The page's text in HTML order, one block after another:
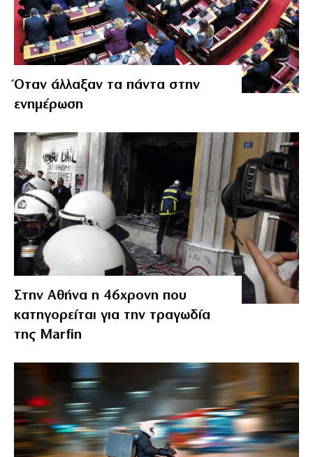
Όταν άλλαξαν τα πάντα στην
ενημέρωση
Στην Αθήνα η 46χρονη που
κατηγορείται για την τραγωδία
της Marfin